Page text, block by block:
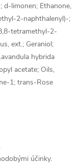
limonen; Ethanone,
2-naphthalenyl)-;
tetramethyl-2-
ext.; Geraniol;
hybrida
acetate; Oils,
1; trans-Rose
účinky.